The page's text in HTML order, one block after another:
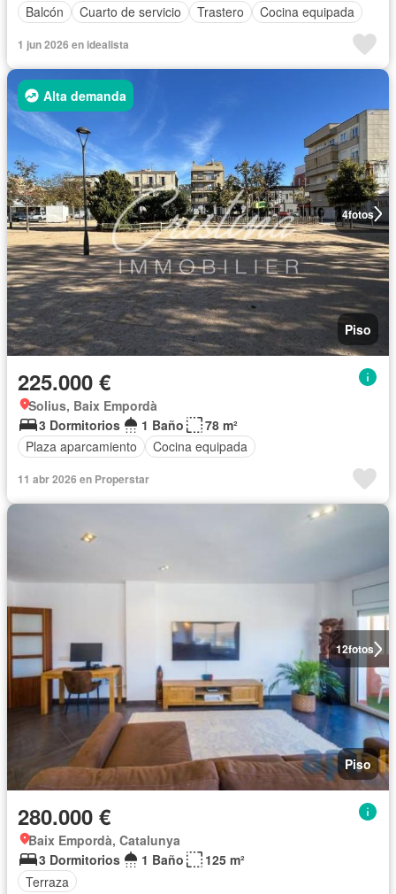
Balcón
Cuarto de servicio Trastero Cocina equipada
1 jun 2026 en idealista
4fotos
Alta demanda
Piso
225.000 €
Solius, Baix Empordà
3 Dormitorios
1 Baño
78 m²
Plaza aparcamiento
Cocina equipada
11 abr 2026 en Properstar
12fotos
Piso
280.000 €
Baix Empordà, Catalunya
3 Dormitorios
1 Baño
125 m²
Terraza